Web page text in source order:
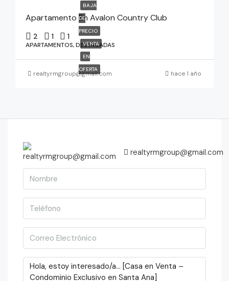
BAJA
DE
PRECIO
VENTA
EN
OFERTA
Apartamento En Avalon Country Club
2 1 1
APARTAMENTOS, DESTACADAS
realtyrmgroup@gmail.com hace 1 año
realtyrmgroup@gmail.com